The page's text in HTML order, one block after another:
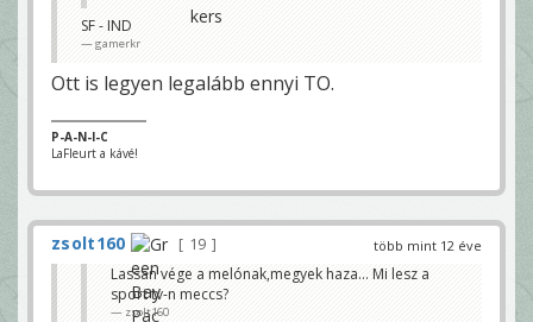
SF - IND
gamerkr
Ott is legyen legalább ennyi TO.
P-A-N-I-C
LaFleurt a kávé!
több mint 12 éve
zsolt160
19
Lassan vége a melónak,megyek haza... Mi lesz a
sport tv-n meccs?
zsolt160